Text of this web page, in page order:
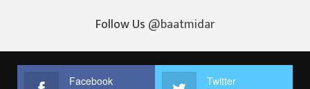
Follow Us @baatmidar
Facebook Twitter